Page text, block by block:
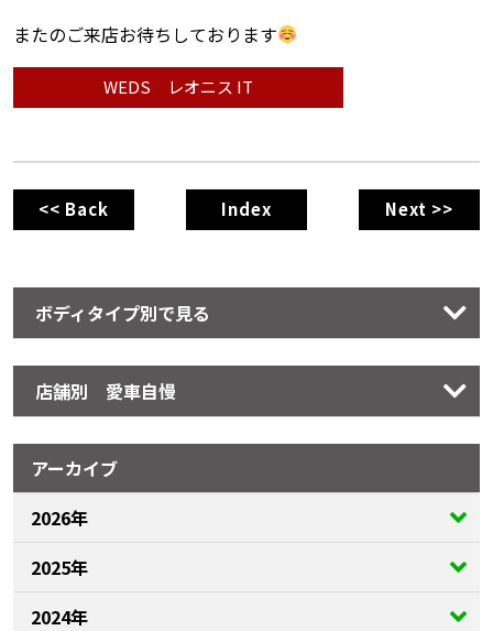
またのご来店お待ちしております
WEDS レオニス IT
<< Back Index Next >>
ボディタイプ別で見る
店舗別 愛車自慢
アーカイブ
2026年
2025年
2024年